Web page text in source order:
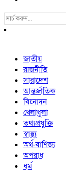
Search
For:
জাতীয়
রাজনীতি
সারাদেশ
আন্তর্জাতিক
বিনোদন
খেলাধুলা
তথ্যপ্রযুক্তি
স্বাস্থ্য
অর্থ-বাণিজ্য
অপরাধ
ধর্ম